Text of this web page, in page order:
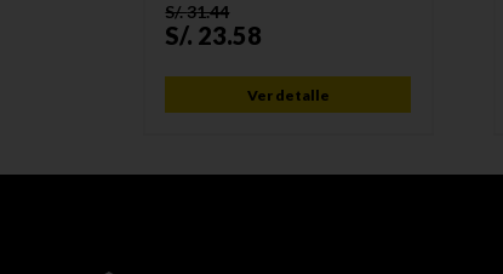
S/.31.44
S/. 23.58
Ver detalle